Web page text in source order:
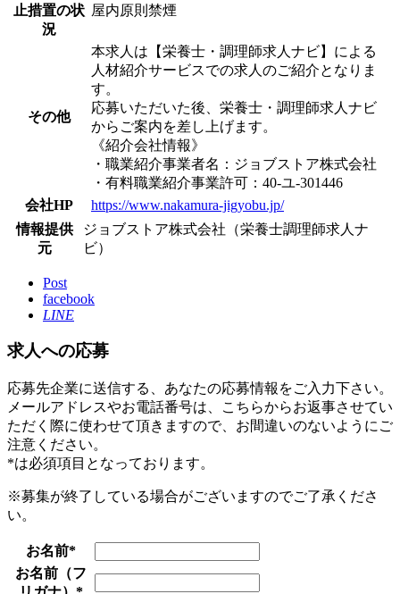
止措置の状
況
屋内原則禁煙
その他
本求人は【栄養士・調理師求人ナビ】による
人材紹介サービスでの求人のご紹介となりま
す。
応募いただいた後、栄養士・調理師求人ナビ
からご案内を差し上げます。
《紹介会社情報》
・職業紹介事業者名：ジョブストア株式会社
・有料職業紹介事業許可：40-ユ-301446
会社HP
https://www.nakamura-jigyobu.jp/
情報提供
元
ジョブストア株式会社（栄養士調理師求人ナ
ビ）
Post
facebook
LINE
求人への応募
応募先企業に送信する、あなたの応募情報をご入力下さい。
メールアドレスやお電話番号は、こちらからお返事させてい
ただく際に使わせて頂きますので、お間違いのないようにご
注意ください。
*は必須項目となっております。
※募集が終了している場合がございますのでご了承くださ
い。
お名前*
お名前（フ